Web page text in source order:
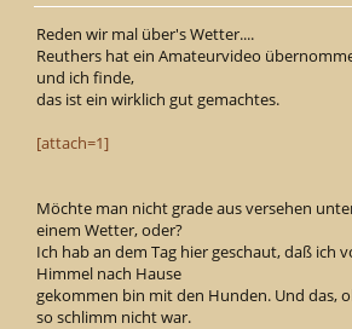
Reden wir mal über's Wetter....
Reuthers hat ein Amateurvideo
und ich finde,
das ist ein wirklich gut gemachtes.
[attach=1]
Möchte man nicht grade aus versehen
einem Wetter, oder?
Ich hab an dem Tag hier geschaut, daß ich
Himmel nach Hause
gekommen bin mit den Hunden. Und das,
so schlimm nicht war.